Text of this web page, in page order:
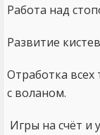
Работа над
Развитие
Отработка всех
с воланом.
Игры на счёт и